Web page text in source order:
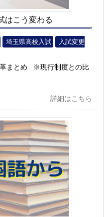
はこう変わる
埼玉県高校入試
入試変更
革まとめ ※現行制度との比
詳細はこちら